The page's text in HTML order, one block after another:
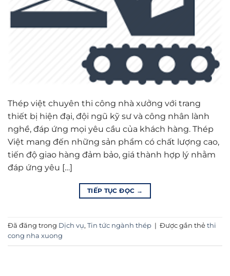
Thép việt chuyên thi công nhà xưởng với trang
thiết bị hiện đại, đội ngũ kỹ sư và công nhân lành
nghề, đáp ứng mọi yêu cầu của khách hàng. Thép
Việt mang đến những sản phẩm có chất lượng cao,
tiến độ giao hàng đảm bảo, giá thành hợp lý nhằm
đáp ứng yêu […]
TIẾP TỤC ĐỌC →
Đã đăng trong Dịch vụ, Tin tức ngành thép | Được gắn thẻ thi
cong nha xuong